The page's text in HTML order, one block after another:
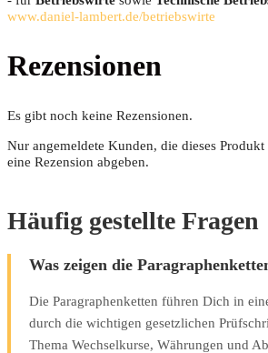
www.daniel-lambert.de/betriebswirte
Rezensionen
Es gibt noch keine Rezensionen.
Nur angemeldete Kunden, die dieses
eine Rezension abgeben.
Häufig gestellte Fragen
Was zeigen die
Die Paragraphenketten führen Dich in
durch die wichtigen gesetzlichen
Thema Wechselkurse, Währungen und